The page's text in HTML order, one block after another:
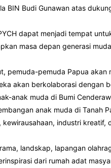
BIN Budi Gunawan atas
dapat menjadi tempat
masa depan generasi
pemuda-pemuda Papua akan
akan berkolaborasi dengan
anak muda di Bumi
anak muda di Tanah
industri kreatif,
landskap, lapangan
dari rumah adat